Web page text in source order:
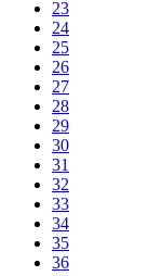
23
24
25
26
27
28
29
30
31
32
33
34
35
36